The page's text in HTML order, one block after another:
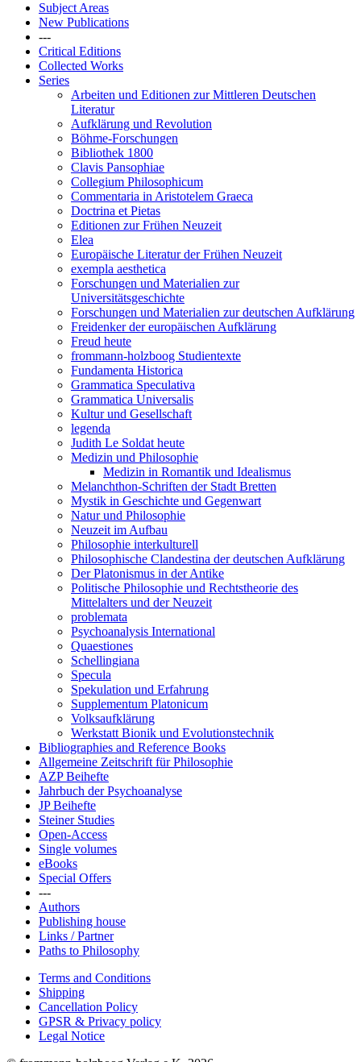
Subject Areas
New Publications
---
Critical Editions
Collected Works
Series
Arbeiten und Editionen zur Mittleren Deutschen
Literatur
Aufklärung und Revolution
Böhme-Forschungen
Bibliothek 1800
Clavis Pansophiae
Collegium Philosophicum
Commentaria in Aristotelem Graeca
Doctrina et Pietas
Editionen zur Frühen Neuzeit
Elea
Europäische Literatur der Frühen Neuzeit
exempla aesthetica
Forschungen und Materialien zur
Universitätsgeschichte
Forschungen und Materialien zur deutschen Aufklärung
Freidenker der europäischen Aufklärung
Freud heute
frommann-holzboog Studientexte
Fundamenta Historica
Grammatica Speculativa
Grammatica Universalis
Kultur und Gesellschaft
legenda
Judith Le Soldat heute
Medizin und Philosophie
Medizin in Romantik und Idealismus
Melanchthon-Schriften der Stadt Bretten
Mystik in Geschichte und Gegenwart
Natur und Philosophie
Neuzeit im Aufbau
Philosophie interkulturell
Philosophische Clandestina der deutschen Aufklärung
Der Platonismus in der Antike
Politische Philosophie und Rechtstheorie des
Mittelalters und der Neuzeit
problemata
Psychoanalysis International
Quaestiones
Schellingiana
Specula
Spekulation und Erfahrung
Supplementum Platonicum
Volksaufklärung
Werkstatt Bionik und Evolutionstechnik
Bibliographies and Reference Books
Allgemeine Zeitschrift für Philosophie
AZP Beihefte
Jahrbuch der Psychoanalyse
JP Beihefte
Steiner Studies
Open-Access
Single volumes
eBooks
Special Offers
---
Authors
Publishing house
Links / Partner
Paths to Philosophy
Terms and Conditions
Shipping
Cancellation Policy
GPSR & Privacy policy
Legal Notice